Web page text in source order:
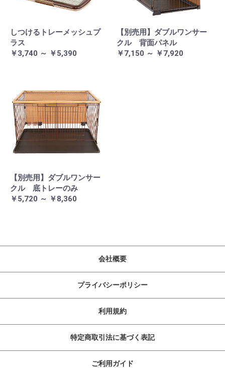
しつけるトレーメッシュプ
ラス
￥3,740 ～ ￥5,390
【別売用】ダブルワンサー
クル 背面パネル
￥7,150 ～ ￥7,920
【別売用】ダブルワンサー
クル 底トレーのみ
￥5,720 ～ ￥8,360
会社概要
プライバシーポリシー
利用規約
特定商取引法に基づく表記
ご利用ガイド